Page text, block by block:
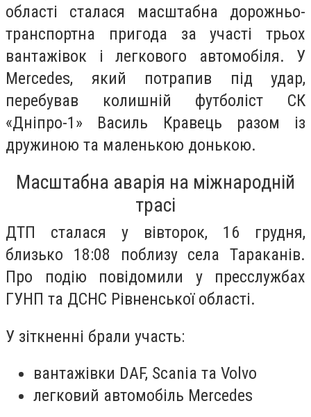
області сталася масштабна дорожньо-
транспортна пригода за участі трьох
вантажівок і легкового автомобіля. У
Mercedes, який потрапив під удар,
перебував колишній футболіст СК
«Дніпро-1» Василь Кравець разом із
дружиною та маленькою донькою.
Масштабна аварія на міжнародній
трасі
ДТП сталася у вівторок, 16 грудня,
близько 18:08 поблизу села Тараканів.
Про подію повідомили у пресслужбах
ГУНП та ДСНС Рівненської області.
У зіткненні брали участь:
вантажівки DAF, Scania та Volvo
легковий автомобіль Mercedes